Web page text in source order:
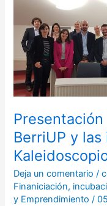
BerriUP y
Deja un comentario /
Finaniciación,
y Emprendimiento/
aceleradora
BerriUP
las
iniciativas
y
Kaleidoscopio